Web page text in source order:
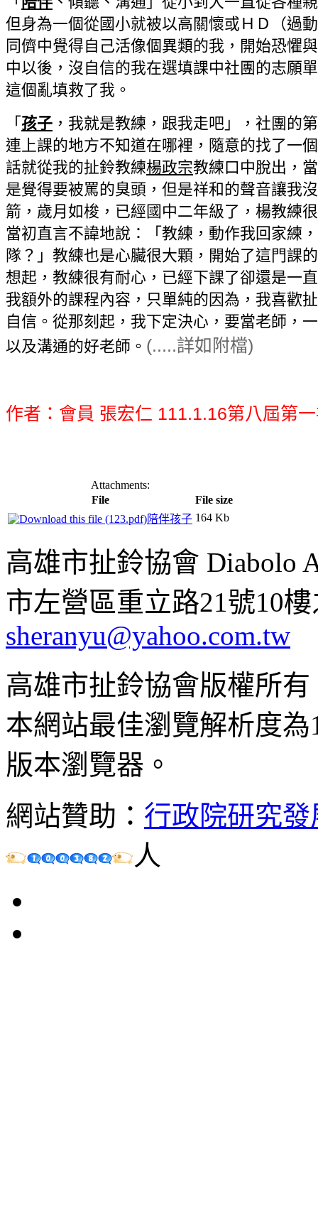
但身為一個從國小就被以高關懷或ＨＤ（過
同儕中覺得自己活像個異類的我，開始恐懼
中以後，沒自信的我在選填課中社團的志願
這個亂填救了我。
「 孩子 ，我就是教練，跟我走吧」，社團的
連上課的地方不知道在哪裡，隨意的找了一
話就從我的扯鈴教練楊政宗教練口中脫出，
是覺得要被罵的臭頭，但是祥和的聲音讓我
箭，歲月如梭，已經國中二年級了，楊教練
當初直言不諱地說：「教練，動作我回家練
隊？」教練也是心臟很大顆，開始了這門課
想起，教練很有耐心，已經下課了卻還是一
我額外的課程內容，只單純的因為，我喜歡
自信。從那刻起，我下定決心，要當老師，
以及溝通的好老師。 (.....詳如附檔)
作者：會員 張宏仁 111.1.16第八屆第
Attachments:
File
File size
陪伴孩子 164 Kb
高雄市扯鈴協會 Diabolo
市左營區重立路21號10
sheranyu@yahoo.com.tw
高雄市扯鈴協會版權所
本網站最佳瀏覽解析度
版本瀏覽器。
網站贊助： 行政院研究
人